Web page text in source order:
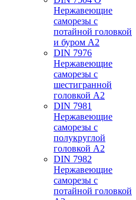
Нержавеющие
саморезы с
потайной головкой
и буром А2
DIN 7976
Нержавеющие
саморезы с
шестигранной
головкой А2
DIN 7981
Нержавеющие
саморезы с
полукруглой
головкой А2
DIN 7982
Нержавеющие
саморезы с
потайной головкой